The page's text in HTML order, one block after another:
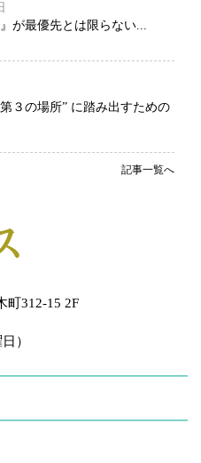
』が最優先とは限らない...
３の場所” に踏み出すための
記事一覧へ
町312-15 2F
）